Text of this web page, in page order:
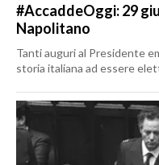
#AccaddeOggi: 29
Napolitano
Tanti auguri al Presidente
storia italiana ad essere